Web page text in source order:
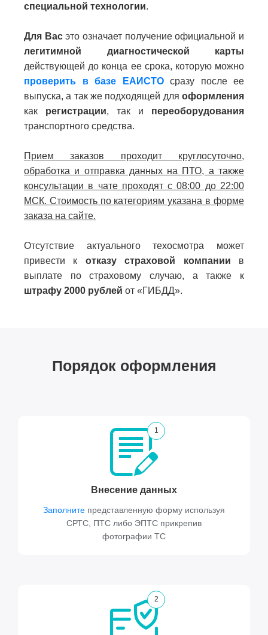
специальной технологии.
Для Васэто означает получение официальной и
легитимной диагностической карты
действующей до конца ее срока, которую можно
проверить в базе ЕАИСТОсразу после ее
выпуска, а так же подходящей для оформления
как регистрации, так и переоборудования
транспортного средства.
Прием заказов проходит круглосуточно,
обработка и отправка данных на ПТО, а также
консультации в чате проходят с 08:00 до 22:00
МСК. Стоимость по категориям указана в форме
заказа на сайте.
Отсутствие актуального техосмотра может
привести к отказу страховой компании в
выплате по страховому случаю, а также к
штрафу 2000 рублей от «ГИБДД».
Порядок оформления
1
Внесение данных
Заполнитепредставленную форму используя
СРТС, ПТС либо ЭПТС прикрепив
фотографии ТС
2